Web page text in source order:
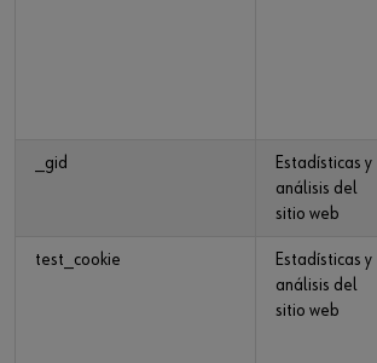
_gid
Estadísticas y
análisis del
sitio web
test_cookie
Estadísticas y
análisis del
sitio web